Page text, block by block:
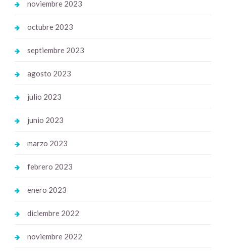
noviembre 2023
octubre 2023
septiembre 2023
agosto 2023
julio 2023
junio 2023
marzo 2023
febrero 2023
enero 2023
diciembre 2022
noviembre 2022